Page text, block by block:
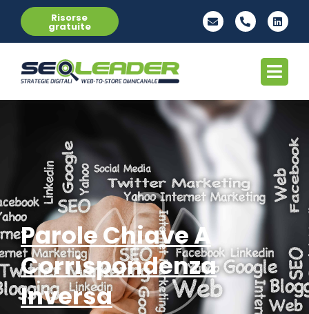
Risorse
gratuite
Parole Chiave A
Corrispondenza
Inversa